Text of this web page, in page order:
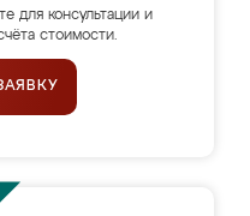
для консультации и
стоимости.